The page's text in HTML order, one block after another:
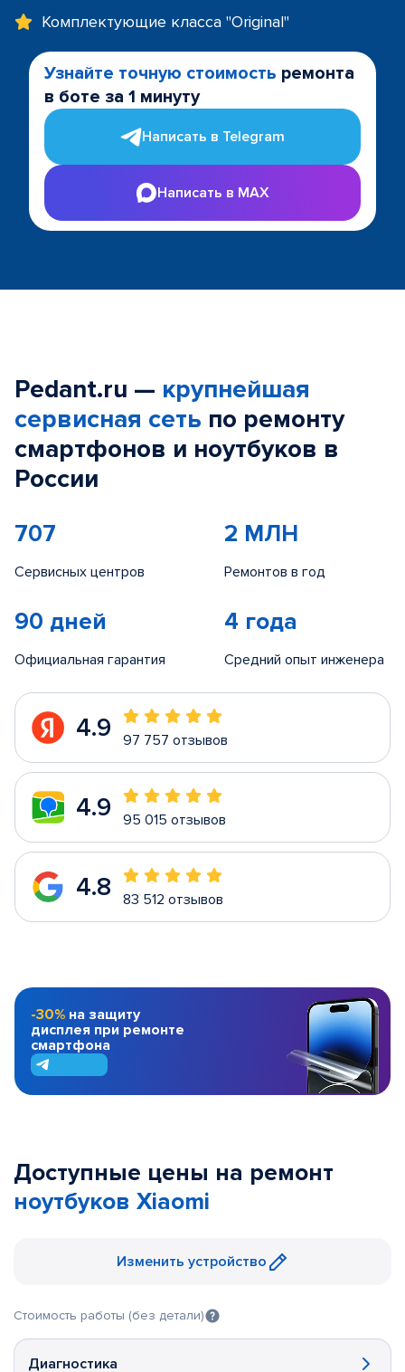
Комплектующие класса "Original"
Узнайте точную стоимость ремонта
в боте за 1 минуту
Написать в Telegram
Написать в MAX
Pedant.ru — крупнейшая
сервисная сеть по ремонту
смартфонов и ноутбуков в
России
707
Сервисных центров
2 МЛН
Ремонтов в год
90 дней
Официальная гарантия
4 года
Средний опыт инженера
4.9 97 757 отзывов
4.9 95 015 отзывов
4.8 83 512 отзывов
-30% на защиту
дисплея при ремонте
смартфона
Доступные цены на ремонт
ноутбуков Xiaomi
Изменить устройство
Стоимость работы (без детали)
Диагностика